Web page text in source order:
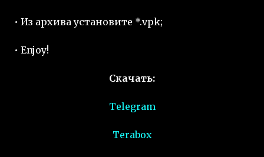
• Из архива установите *.vpk;
• Enjoy!
Скачать:
Telegram
Terabox